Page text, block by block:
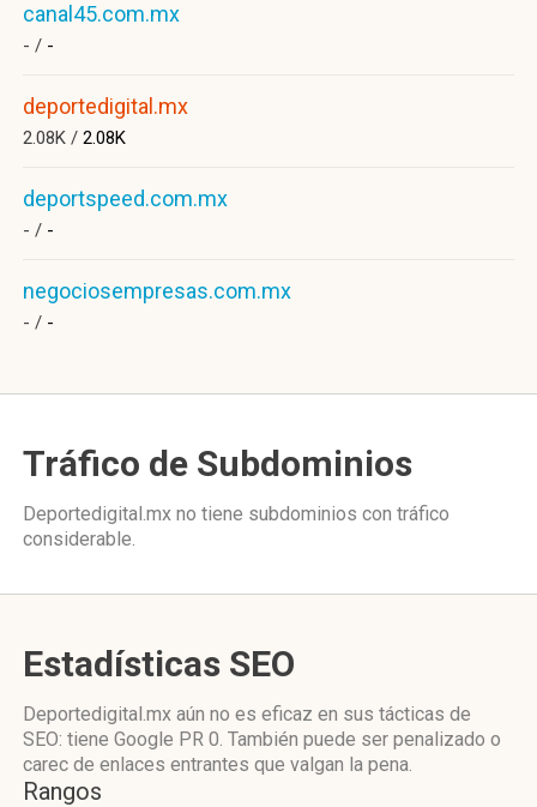
canal45.com.mx
- / -
deportedigital.mx
2.08K / 2.08K
deportspeed.com.mx
- / -
negociosempresas.com.mx
- / -
Tráfico de Subdominios
Deportedigital.mx no tiene subdominios con tráfico
considerable.
Estadísticas SEO
Deportedigital.mx aún no es eficaz en sus tácticas de
SEO: tiene Google PR 0. También puede ser penalizado o
carec de enlaces entrantes que valgan la pena.
Rangos